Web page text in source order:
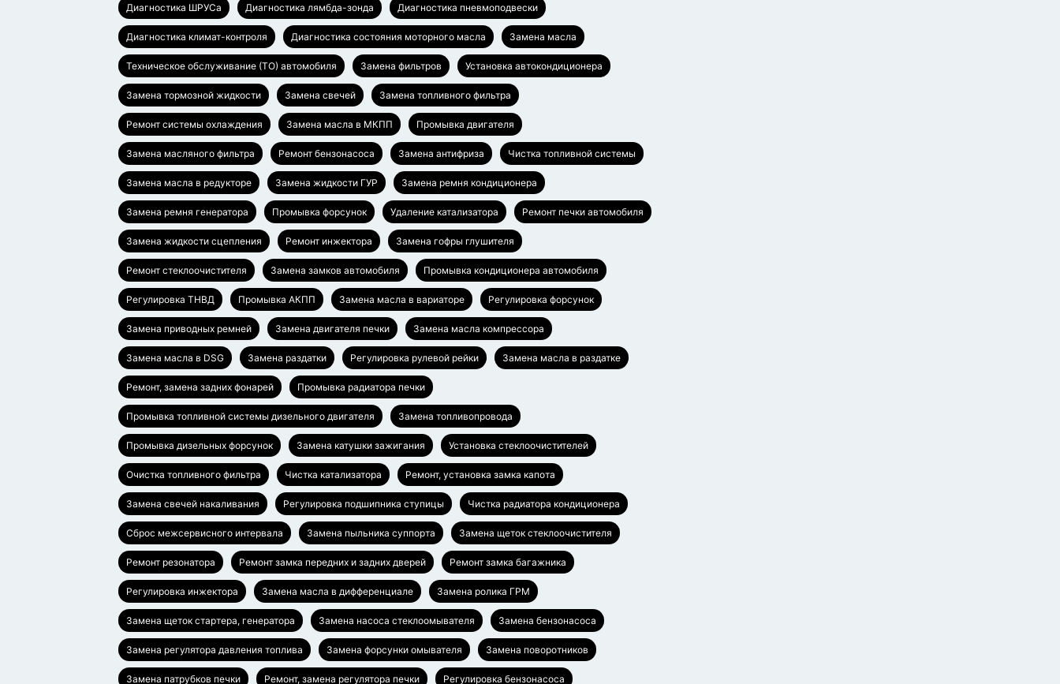
Диагностика ШРУСа Диагностика лямбда-зонда Диагностика пневмоподвески
Диагностика климат-контроля Диагностика состояния моторного масла Замена масла
Техническое обслуживание (ТО) автомобиля Замена фильтров Установка автокондиционера
Замена тормозной жидкости Замена свечей Замена топливного фильтра
Ремонт системы охлаждения Замена масла в МКПП Промывка двигателя
Замена масляного фильтра Ремонт бензонасоса Замена антифриза Чистка топливной системы
Замена масла в редукторе Замена жидкости ГУР Замена ремня кондиционера
Замена ремня генератора Промывка форсунок Удаление катализатора Ремонт печки автомобиля
Замена жидкости сцепления Ремонт инжектора Замена гофры глушителя
Ремонт стеклоочистителя Замена замков автомобиля Промывка кондиционера автомобиля
Регулировка ТНВД Промывка АКПП Замена масла в вариаторе Регулировка форсунок
Замена приводных ремней Замена двигателя печки Замена масла компрессора
Замена масла в DSG Замена раздатки Регулировка рулевой рейки Замена масла в раздатке
Ремонт, замена задних фонарей Промывка радиатора печки
Промывка топливной системы дизельного двигателя Замена топливопровода
Промывка дизельных форсунок Замена катушки зажигания Установка стеклоочистителей
Очистка топливного фильтра Чистка катализатора Ремонт, установка замка капота
Замена свечей накаливания Регулировка подшипника ступицы Чистка радиатора кондиционера
Сброс межсервисного интервала Замена пыльника суппорта Замена щеток стеклоочистителя
Ремонт резонатора Ремонт замка передних и задних дверей Ремонт замка багажника
Регулировка инжектора Замена масла в дифференциале Замена ролика ГРМ
Замена щеток стартера, генератора Замена насоса стеклоомывателя Замена бензонасоса
Замена регулятора давления топлива Замена форсунки омывателя Замена поворотников
Замена патрубков печки Ремонт, замена регулятора печки Регулировка бензонасоса